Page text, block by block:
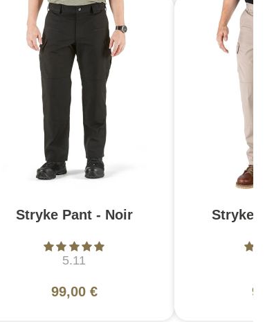
Stryke Pant - Noir
5.11
99,00 €
Stryke